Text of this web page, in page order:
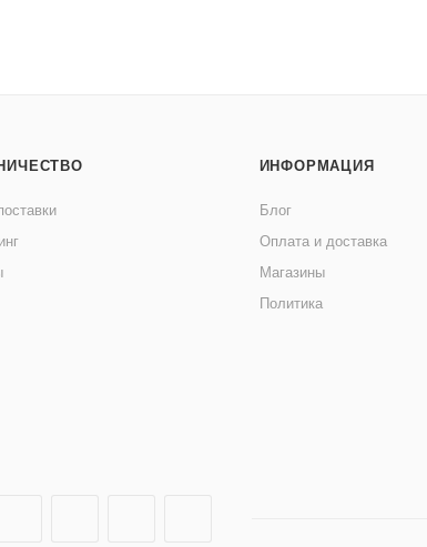
ИНФОРМАЦИЯ
Блог
Оплата и доставка
Магазины
Политика